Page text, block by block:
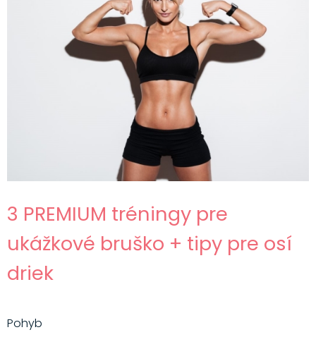
3 PREMIUM tréningy pre
ukážkové bruško + tipy pre osí
driek
Pohyb